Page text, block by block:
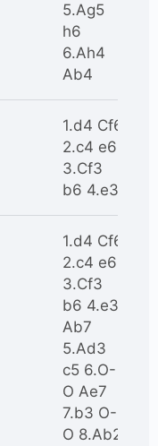
5.Ag5
h6
6.Ah4
Ab4
1.d4 Cf6
2.c4 e6
3.Cf3
b6 4.e3
1.d4 Cf6
2.c4 e6
3.Cf3
b6 4.e3
Ab7
5.Ad3
c5 6.O-
O Ae7
7.b3 O-
O 8.Ab2